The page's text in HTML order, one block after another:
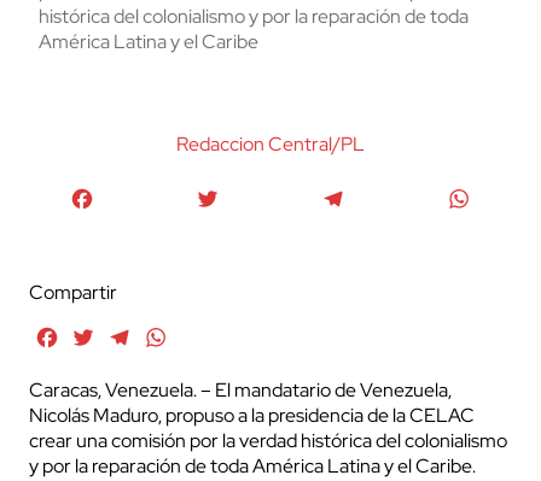
histórica del colonialismo y por la reparación de toda
América Latina y el Caribe
Redaccion Central/PL
Compartir
FacebookTwitterTelegram
Caracas, Venezuela. – El mandatario de Venezuela,
Nicolás Maduro, propuso a la presidencia de la CELAC
crear una comisión por la verdad histórica del colonialismo
y por la reparación de toda América Latina y el Caribe.